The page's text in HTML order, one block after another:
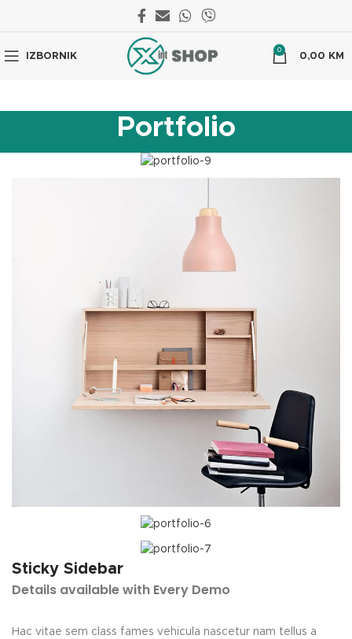
IZBORNIK
0
0,00 KM
Portfolio
Sticky Sidebar
Details available with Every Demo
Hac vitae sem class fames vehicula nascetur nam tellus a